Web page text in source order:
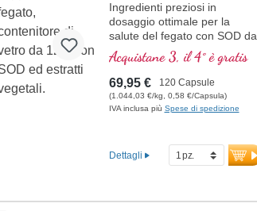
Ingredienti preziosi in
dosaggio ottimale per la
salute del fegato con SOD da
estratto di melone.
Acquistane 3, il 4° è gratis
69,95 € 120 Capsule
(1.044,03 €/kg, 0,58 €/Capsula)
IVA inclusa più Spese di spedizione
Dettagli